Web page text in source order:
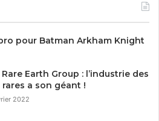
pour Batman Arkham Knight
Earth Group : l’industrie des
a son géant !
2022